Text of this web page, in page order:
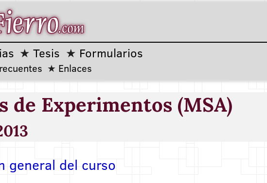
Tesis Formularios
Enlaces
de Experimentos (MSA)
general del curso